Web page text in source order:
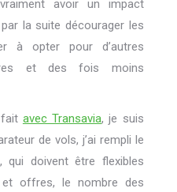
avoir un impact
la suite décourager les
à opter pour d’autres
et des fois moins
fait avec Transavia, je suis
de vols, j’ai rempli le
qui doivent être flexibles
offres, le nombre des